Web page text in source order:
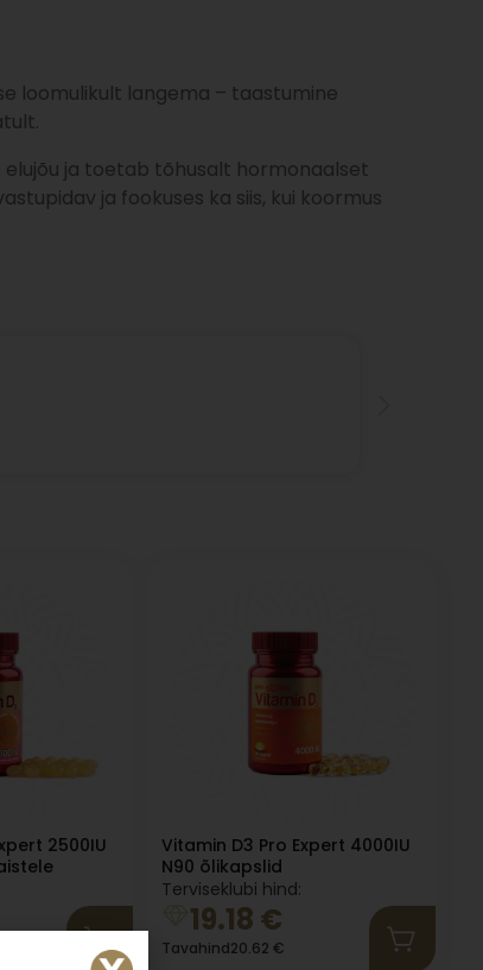
loomulikult langema – taastumine
ja toetab tõhusalt hormonaalset
ja fookuses ka siis, kui koormus
2500IU
Vitamin D3 Pro Expert 4000IU
N90 õlikapslid
Terviseklubi hind:
19.18 €
Tavahind20.62 €